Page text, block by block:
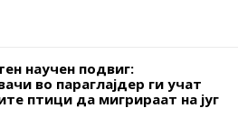
научен подвиг:
во параглајдер ги учат
птици да мигрираат на југ